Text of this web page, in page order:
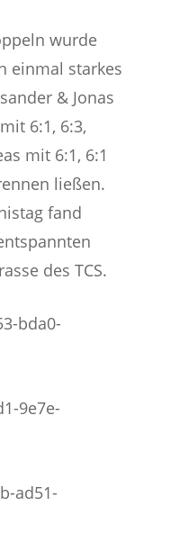
wurde
einmal starkes
& Jonas
6:1, 6:3,
mit 6:1, 6:1
ließen.
fand
des TCS.